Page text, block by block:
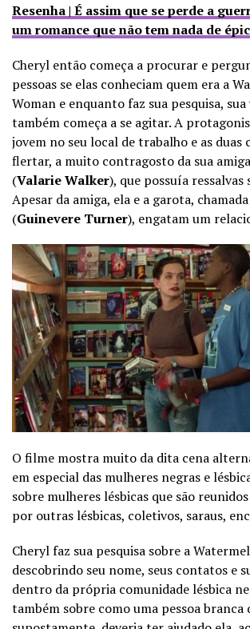
Resenha | É assim que se perde a
um romance que não tem nada de
Cheryl então começa a procurar e
pessoas se elas conheciam quem era a
Woman e enquanto faz sua pesquisa,
também começa a se agitar. A
jovem no seu local de trabalho e as duas
flertar, a muito contragosto da sua
(Valarie Walker), que possuía ressalvas
Apesar da amiga, ela e a garota,
(Guinevere Turner), engatam um
O filme mostra muito da dita cena
em especial das mulheres negras e
sobre mulheres lésbicas que são
por outras lésbicas, coletivos, saraus,
Cheryl faz sua pesquisa sobre a
descobrindo seu nome, seus contatos e
dentro da própria comunidade lésbica
também sobre como uma pessoa branca